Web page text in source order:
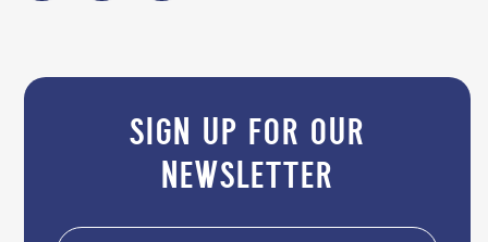
sign up for our
newsletter